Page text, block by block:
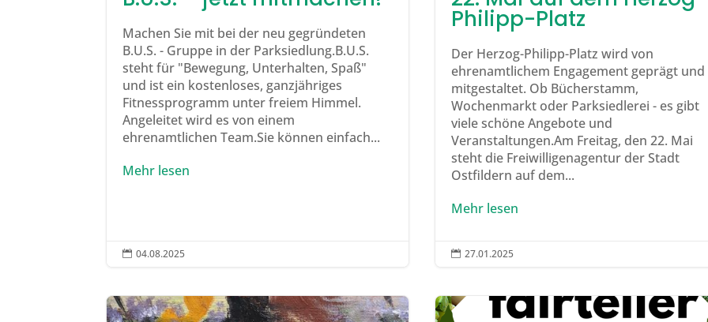
Machen Sie mit bei der neu gegründeten
B.U.S. - Gruppe in der Parksiedlung.B.U.S.
steht für "Bewegung, Unterhalten, Spaß"
und ist ein kostenloses, ganzjähriges
Fitnessprogramm unter freiem Himmel.
Angeleitet wird es von einem
ehrenamtlichen Team.Sie können einfach...
Mehr lesen
 04.08.2025
Philipp-Platz
Der Herzog-Philipp-Platz wird von
ehrenamtlichem Engagement geprägt und
mitgestaltet. Ob Bücherstamm,
Wochenmarkt oder Parksiedlerei - es gibt
viele schöne Angebote und
Veranstaltungen.Am Freitag, den 22. Mai
steht die Freiwilligenagentur der Stadt
Ostfildern auf dem...
Mehr lesen
 27.01.2025